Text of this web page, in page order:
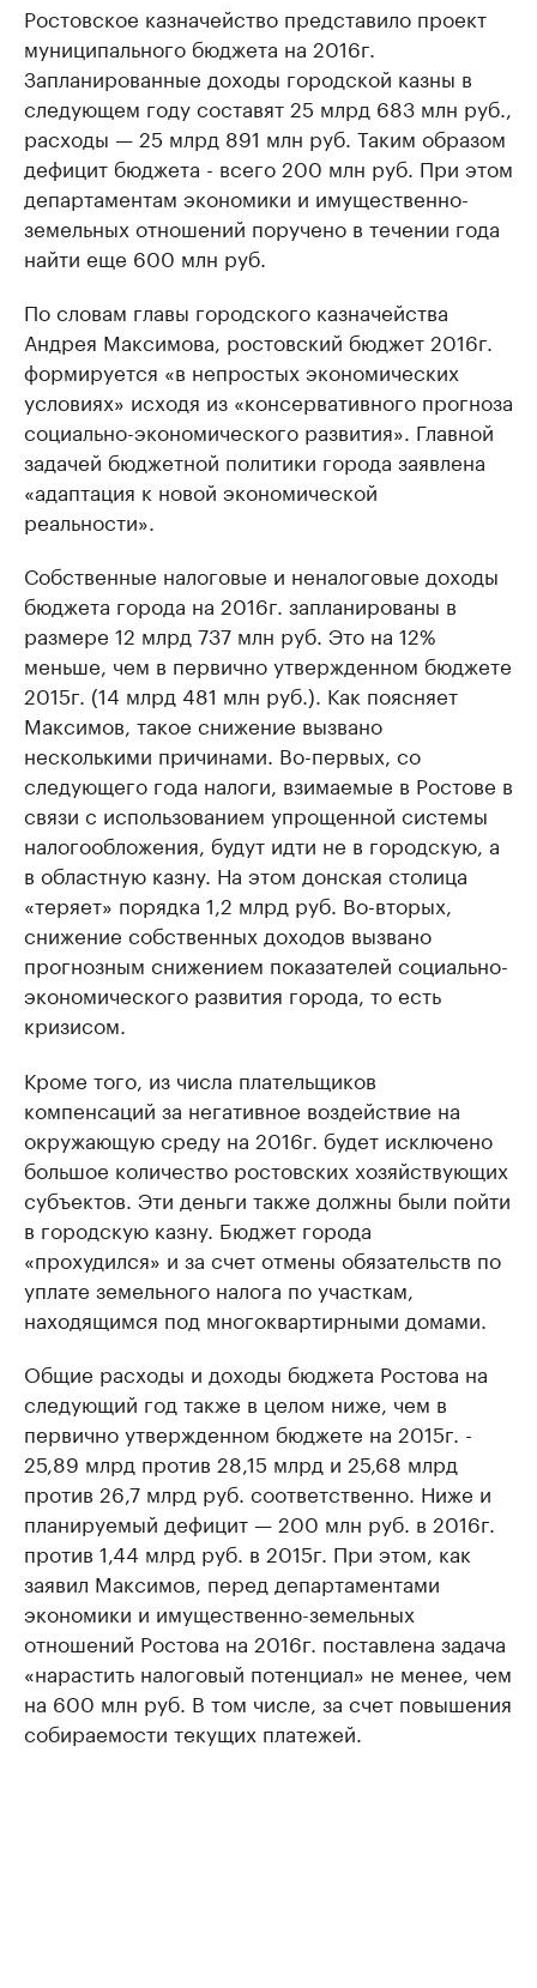
Ростовское казначейство представило проект
муниципального бюджета на 2016г.
Запланированные доходы городской казны в
следующем году составят 25 млрд 683 млн руб.,
расходы — 25 млрд 891 млн руб. Таким образом
дефицит бюджета - всего 200 млн руб. При этом
департаментам экономики и имущественно-
земельных отношений поручено в течении года
найти еще 600 млн руб.
По словам главы городского казначейства
Андрея Максимова, ростовский бюджет 2016г.
формируется «в непростых экономических
условиях» исходя из «консервативного прогноза
социально-экономического развития». Главной
задачей бюджетной политики города заявлена
«адаптация к новой экономической
реальности».
Собственные налоговые и неналоговые доходы
бюджета города на 2016г. запланированы в
размере 12 млрд 737 млн руб. Это на 12%
меньше, чем в первично утвержденном бюджете
2015г. (14 млрд 481 млн руб.). Как поясняет
Максимов, такое снижение вызвано
несколькими причинами. Во-первых, со
следующего года налоги, взимаемые в Ростове в
связи с использованием упрощенной системы
налогообложения, будут идти не в городскую, а
в областную казну. На этом донская столица
«теряет» порядка 1,2 млрд руб. Во-вторых,
снижение собственных доходов вызвано
прогнозным снижением показателей социально-
экономического развития города, то есть
кризисом.
Кроме того, из числа плательщиков
компенсаций за негативное воздействие на
окружающую среду на 2016г. будет исключено
большое количество ростовских хозяйствующих
субъектов. Эти деньги также должны были пойти
в городскую казну. Бюджет города
«прохудился» и за счет отмены обязательств по
уплате земельного налога по участкам,
находящимся под многоквартирными домами.
Общие расходы и доходы бюджета Ростова на
следующий год также в целом ниже, чем в
первично утвержденном бюджете на 2015г. -
25,89 млрд против 28,15 млрд и 25,68 млрд
против 26,7 млрд руб. соответственно. Ниже и
планируемый дефицит — 200 млн руб. в 2016г.
против 1,44 млрд руб. в 2015г. При этом, как
заявил Максимов, перед департаментами
экономики и имущественно-земельных
отношений Ростова на 2016г. поставлена задача
«нарастить налоговый потенциал» не менее, чем
на 600 млн руб. В том числе, за счет повышения
собираемости текущих платежей.